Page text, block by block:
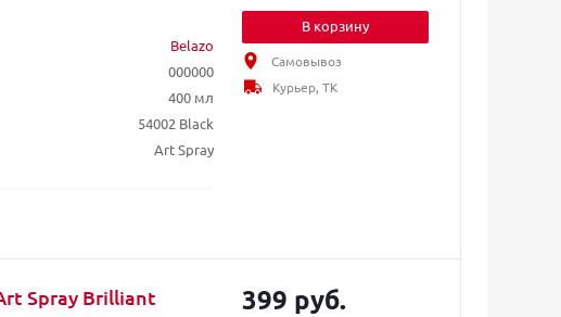
Belazo
000000
400 мл
54002 Black
Art Spray
В корзину
Самовывоз
Курьер, ТК
Spray Brilliant
399 руб.